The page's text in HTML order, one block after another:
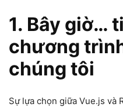
1. Bây giờ…
chương
chúng tôi
Sự lựa chọn giữa Vue.js và